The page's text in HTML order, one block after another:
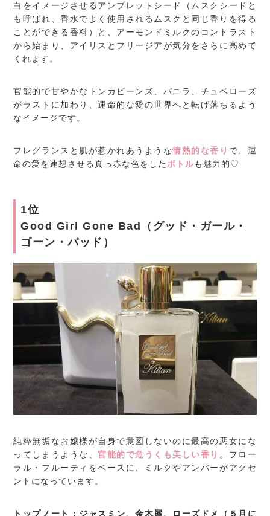
白をイメージさせるアンブレットシード（ムスクシードと
も呼ばれ、香水でよく使用されるムスクと同じ香りを得る
ことができる香料）と、アーモンドミルクのコントラスト
から始まり、アイリスとフリージアが気分をさらに高めて
くれます。
官能的で甘やかなトンカビーンズ、バニラ、チュベローズ
がラストに加わり、運命的な愛の世界へと転げ落ちるよう
なイメージです。
フレグランスと肌が惹かれあうような情熱的な香り で、運
命の愛を連想させる真っ赤な色をした ボトルも魅力的♡
1位
Good Girl Gone Bad（グッド・ガール・
ゴーン・バッド）
純粋無垢なお嬢様が自身で意図しないのに最高の悪女にな
ってしまうような、官能的で危うくも美しい香り 。フロー
ラル・フルーティをベースに、ミルクやアンバーがアクセ
ントになっています。
トップノート：ジャスミン、金木犀、ローズドメ（５月に